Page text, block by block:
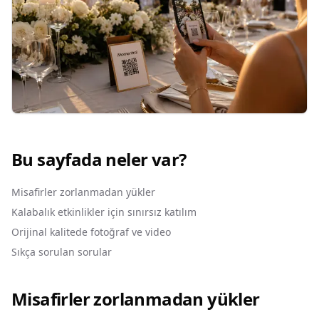
Bu sayfada neler var?
Misafirler zorlanmadan yükler
Kalabalık etkinlikler için sınırsız katılım
Orijinal kalitede fotoğraf ve video
Sıkça sorulan sorular
Misafirler zorlanmadan yükler